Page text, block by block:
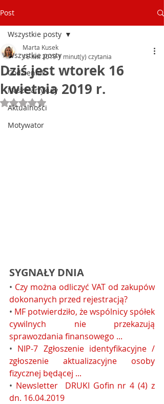
Post
Wszystkie posty
Codziennik
Nasze artykuły
Aktualności
Motywator
Wszystkie posty
Dziś jest wtorek 16
kwietnia 2019 r.
Marta Kusek
16 kwi 20191 minut(y) czytania
Oceniono na NaN z 5 gwiazdek.
SYGNAŁY DNIA
• Czy można odliczyć VAT od zakupów
dokonanych przed rejestracją?
• MF potwierdziło, że wspólnicy spółek
cywilnych nie przekazują
sprawozdania finansowego ...
• NIP-7 Zgłoszenie identyfikacyjne /
zgłoszenie aktualizacyjne osoby
fizycznej będącej ...
• Newsletter  DRUKI Gofin nr 4 (4) z
dn. 16.04.2019